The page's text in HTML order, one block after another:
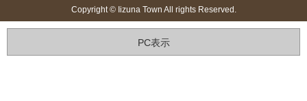
Copyright © Iizuna Town All rights Reserved.
PC表示